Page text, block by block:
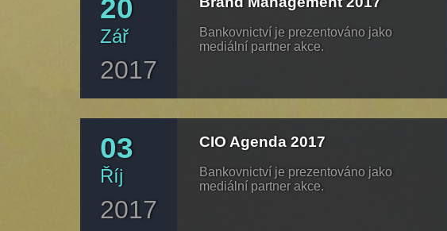
20
Zář
2017
Bankovnictví je prezentováno jako
mediální partner akce.
03
Říj
2017
CIO Agenda 2017
Bankovnictví je prezentováno jako
mediální partner akce.